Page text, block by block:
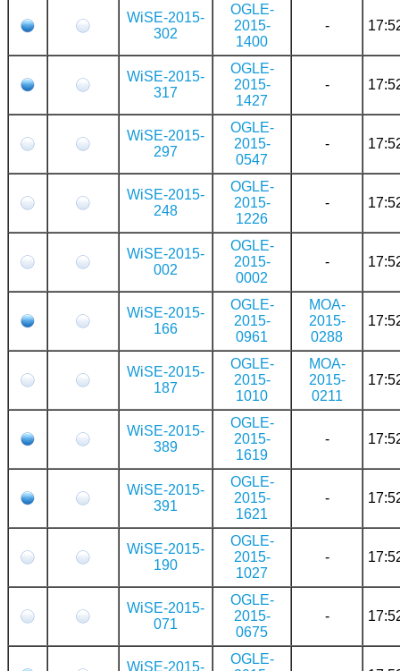
WiSE-2015-
302
OGLE-
2015-
1400
-
WiSE-2015-
317
OGLE-
2015-
1427
-
WiSE-2015-
297
OGLE-
2015-
0547
-
WiSE-2015-
248
OGLE-
2015-
1226
-
WiSE-2015-
002
OGLE-
2015-
0002
-
WiSE-2015-
166
OGLE-
2015-
0961
MOA-
2015-
0288
WiSE-2015-
187
OGLE-
2015-
1010
MOA-
2015-
0211
WiSE-2015-
389
OGLE-
2015-
1619
-
WiSE-2015-
391
OGLE-
2015-
1621
-
WiSE-2015-
190
OGLE-
2015-
1027
-
WiSE-2015-
071
OGLE-
2015-
0675
-
WiSE-2015-
OGLE-